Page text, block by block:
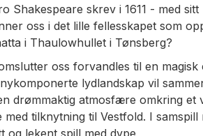
Shakespeare skrev i 1611 - med sitt
oss i det lille fellesskapet som
i Thaulowhullet i Tønsberg?
oss forvandles til en magisk
lydlandskap vil
drømmaktig atmosfære omkring et
tilknytning til Vestfold. I samspill
og lekent spill med dype